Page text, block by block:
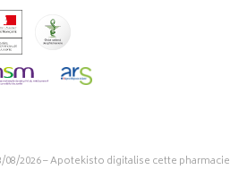
2026 –Apotekisto digitalise cette pharmacie